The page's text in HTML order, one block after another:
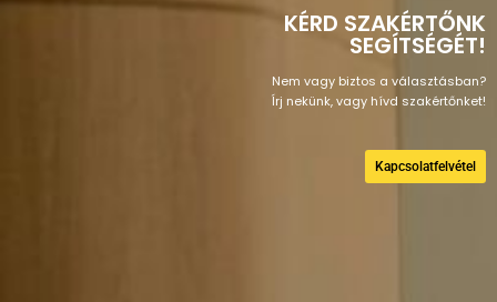
KÉRD SZAKÉRTŐNK
SEGÍTSÉGÉT!
Nem vagy biztos a választásban?
Írj nekünk, vagy hívd szakértőnket!
Kapcsolatfelvétel